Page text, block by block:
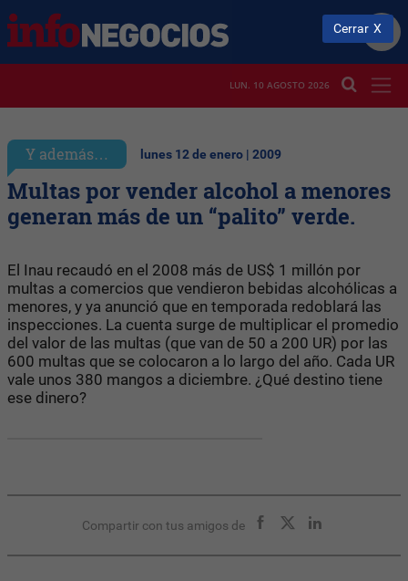
LUN. 10 AGOSTO 2026
Y además… lunes 12 de enero | 2009
Multas por vender alcohol a menores
generan más de un “palito” verde.
El Inau recaudó en el 2008 más de US$ 1 millón por
multas a comercios que vendieron bebidas alcohólicas a
menores, y ya anunció que en temporada redoblará las
inspecciones. La cuenta surge de multiplicar el promedio
del valor de las multas (que van de 50 a 200 UR) por las
600 multas que se colocaron a lo largo del año. Cada UR
vale unos 380 mangos a diciembre. ¿Qué destino tiene
ese dinero?
Compartir con tus amigos de
Cerrar